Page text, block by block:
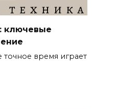
ключевые
время играет